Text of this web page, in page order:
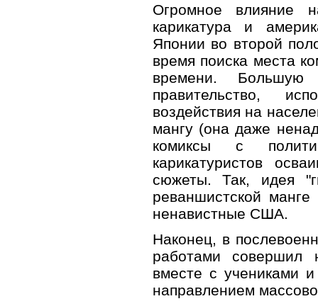
Огромное влияние
карикатура и
Японии во второй
время поиска места
времени. Большую
правительство,
воздействия на
мангу (она даже
комиксы с
карикатуристов
сюжеты. Так, идея
реваншистской
ненавистные США.
Наконец, в
работами
вместе с учениками
направлением